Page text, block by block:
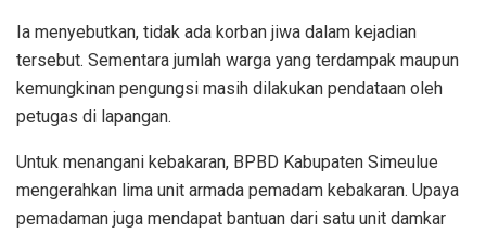
Ia menyebutkan, tidak ada korban jiwa dalam kejadian
tersebut. Sementara jumlah warga yang terdampak maupun
kemungkinan pengungsi masih dilakukan pendataan oleh
petugas di lapangan.
Untuk menangani kebakaran, BPBD Kabupaten Simeulue
mengerahkan lima unit armada pemadam kebakaran. Upaya
pemadaman juga mendapat bantuan dari satu unit damkar